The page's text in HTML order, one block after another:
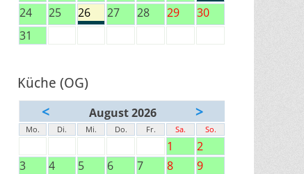
24
25 26 27 28 29
30
31
Küche (OG)
< August 2026 >
Mo. Di. Mi. Do. Fr. Sa. So.
1
2
3
4 5 6 7 8
9